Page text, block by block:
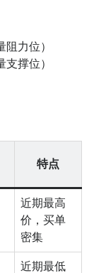
力位）
撑位）
特点
近期最高
价，买单
密集
近期最低